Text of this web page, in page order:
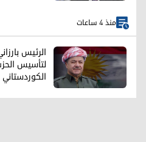
منذ 4 ساعات
الرئيس
لتأسيس
الكوردستاني